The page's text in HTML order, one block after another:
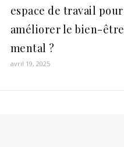
espace de travail pour
améliorer le bien-être
mental ?
avril 19, 2025